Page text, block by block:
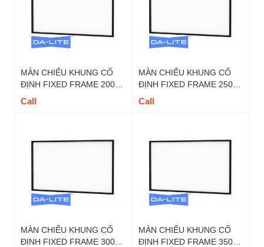
MÀN CHIẾU KHUNG CỐ
ĐỊNH FIXED FRAME 200
INCH DALITE - MÃ FIX200
TỶ LỆ 16 : 9
Call
MÀN CHIẾU KHUNG CỐ
ĐỊNH FIXED FRAME 250
INCH DALITE - MÃ FIX250
TỶ LỆ 16 : 9
Call
MÀN CHIẾU KHUNG CỐ
ĐỊNH FIXED FRAME 300
MÀN CHIẾU KHUNG CỐ
ĐỊNH FIXED FRAME 350